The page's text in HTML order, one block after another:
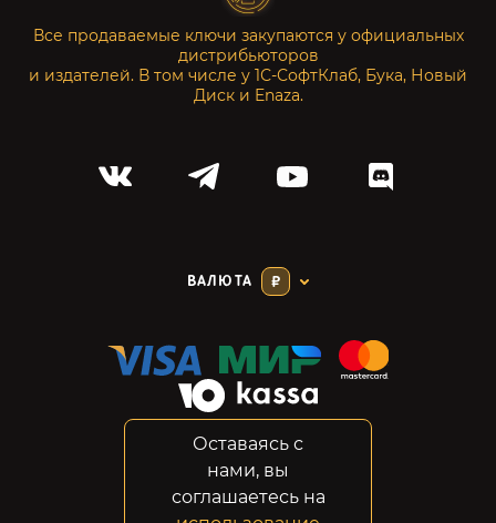
Все продаваемые ключи закупаются у официальных
дистрибьюторов
и издателей. В том числе у 1С-СофтКлаб, Бука, Новый
Диск и Enaza.
ВАЛЮТА ₽
Конфиденциальность
Возвраты
Оставаясь с
нами, вы
соглашаетесь на